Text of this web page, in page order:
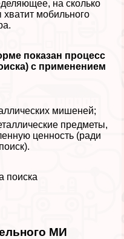
на сколько
мобильного
показан процесс
с применением
мишеней;
предметы,
ценность (ради
поиска
МИ